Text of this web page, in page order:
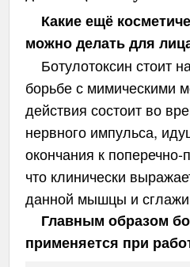
Какие ещё
можно делать для
Ботулотоксин стоит
борьбе с мимическими
действия состоит во
нервного импульса,
окончания к
что клинически
данной мышцы и
Главным образом
применяется при